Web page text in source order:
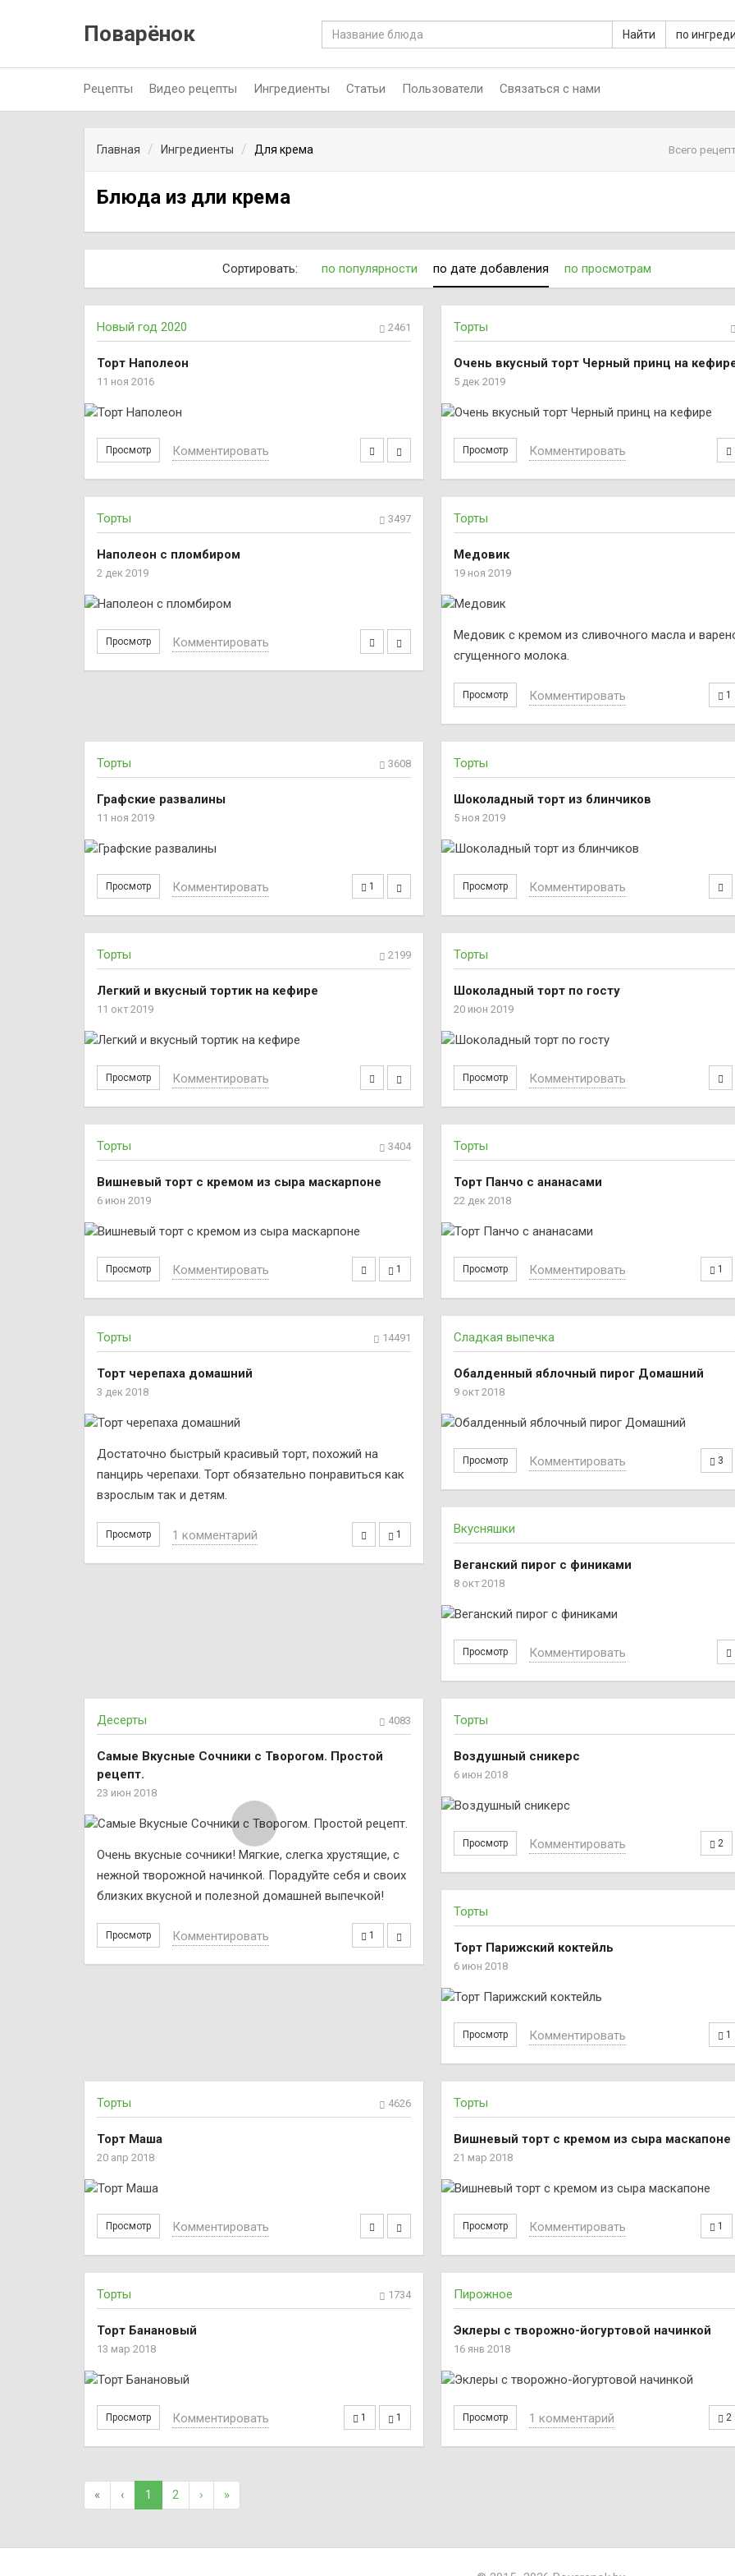
Поварёнок Найти по
Рецепты Видео рецепты Ингредиенты Статьи Пользователи Связаться с нами
Главная Ингредиенты Для крема Всего
Блюда из дли крема
Сортировать: по популярности по дате добавления по просмотрам
Новый год 2020 2461
Торт Наполеон
11 ноя 2016
Просмотр Комментировать
Торты
Очень вкусный торт Черный принц на
5 дек 2019
Просмотр Комментировать
Торты 3497
Наполеон с пломбиром
2 дек 2019
Просмотр Комментировать
Торты
Медовик
19 ноя 2019
Медовик с кремом из сливочного масла и
сгущенного молока.
Просмотр 1
Комментировать
Торты 3608
Графские развалины
11 ноя 2019
Просмотр 1
Комментировать
Торты
Шоколадный торт из блинчиков
5 ноя 2019
Просмотр Комментировать
Торты 2199
Легкий и вкусный тортик на кефире
11 окт 2019
Просмотр Комментировать
Торты
Шоколадный торт по госту
20 июн 2019
Просмотр Комментировать
Торты 3404
Вишневый торт с кремом из сыра маскарпоне
6 июн 2019
Просмотр 1
Комментировать
Торты
Торт Панчо с ананасами
22 дек 2018
Просмотр 1
Комментировать
Торты 14491
Торт черепаха домашний
3 дек 2018
Достаточно быстрый красивый торт, похожий на
панцирь черепахи. Торт обязательно понравиться как
взрослым так и детям.
Просмотр 1
1 комментарий
Сладкая выпечка
Обалденный яблочный пирог Домашний
9 окт 2018
Просмотр 3
Комментировать
Вкусняшки
Веганский пирог с финиками
8 окт 2018
Просмотр Комментировать
Десерты 4083
Самые Вкусные Cочники с Творогом. Простой
рецепт.
23 июн 2018
Очень вкусные сочники! Мягкие, слегка хрустящие, с
нежной творожной начинкой. Порадуйте себя и своих
близких вкусной и полезной домашней выпечкой!
Просмотр 1
Комментировать
Торты
Воздушный сникерс
6 июн 2018
Просмотр 2
Комментировать
Торты
Торт Парижский коктейль
6 июн 2018
Просмотр 1
Комментировать
Торты 4626
Торт Маша
20 апр 2018
Просмотр Комментировать
Торты
Вишневый торт с кремом из сыра маскапоне
21 мар 2018
Просмотр 1
Комментировать
Торты 1734
Торт Банановый
13 мар 2018
Просмотр 1 1
Комментировать
Пирожное
Эклеры с творожно-йогуртовой начинкой
16 янв 2018
Просмотр 2
1 комментарий
« ‹ 1 2 › »